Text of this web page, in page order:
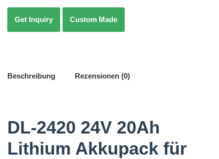
Beschreibung Rezensionen (0)
DL-2420 24V 20Ah
Lithium Akkupack für